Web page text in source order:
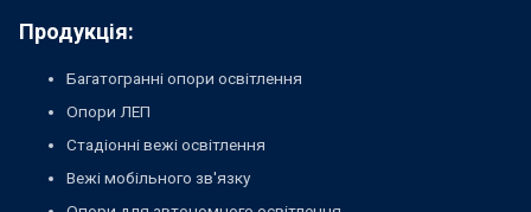
Продукція:
Багатогранні опори освітлення
Опори ЛЕП
Стадіонні вежі освітлення
Вежі мобільного зв'язку